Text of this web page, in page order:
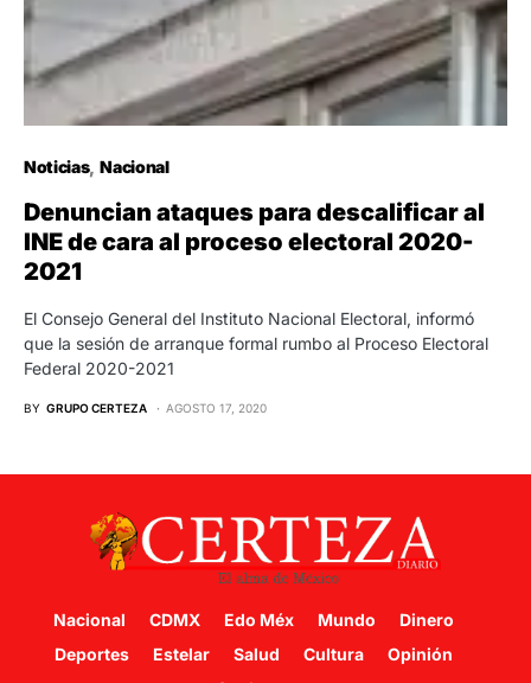
Noticias Nacional
Denuncian ataques para descalificar al
INE de cara al proceso electoral 2020-
2021
El Consejo General del Instituto Nacional Electoral, informó
que la sesión de arranque formal rumbo al Proceso Electoral
Federal 2020-2021
BY GRUPO CERTEZA AGOSTO 17, 2020
Nacional CDMX Edo Méx Mundo
Dinero
Deportes
Estelar Salud Cultura
Opinión